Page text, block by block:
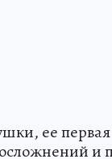
ее
и